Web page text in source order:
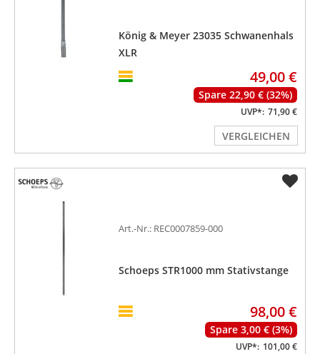
König & Meyer 23035 Schwanenhals
XLR
49,00 €
Spare 22,90 € (32%)
UVP*: 71,90 €
VERGLEICHEN
Art.-Nr.: REC0007859-000
Schoeps STR1000 mm Stativstange
98,00 €
Spare 3,00 € (3%)
UVP*: 101,00 €